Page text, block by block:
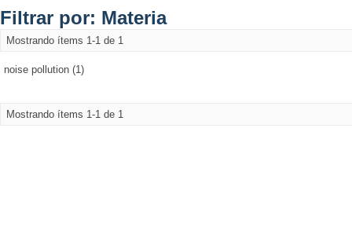
Filtrar por: Materia
Mostrando ítems 1-1 de 1
noise pollution (1)
Mostrando ítems 1-1 de 1